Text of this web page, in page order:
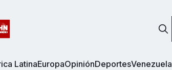
LatinaEuropaOpiniónDeportesVenezuela